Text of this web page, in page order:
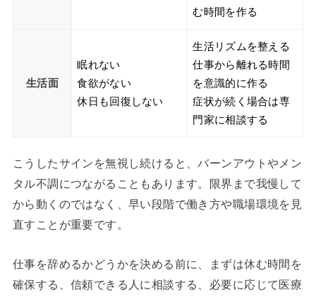
む時間を作る
生活面
眠れない
食欲がない
休日も回復しない
生活リズムを整える
仕事から離れる時間
を意識的に作る
症状が続く場合は専
門家に相談する
こうしたサインを無視し続けると、バーンアウトやメン
タル不調につながることもあります。限界まで我慢して
から動くのではなく、早い段階で働き方や職場環境を見
直すことが重要です。
仕事を辞めるかどうかを決める前に、まずは休む時間を
確保する、信頼できる人に相談する、必要に応じて医療